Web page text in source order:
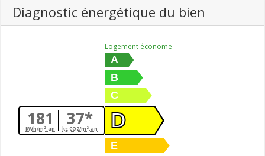
Diagnostic énergétique du bien
181
KWh/m².an 37*
kg CO2/m².an
Logement économe
A
B
C
D
E